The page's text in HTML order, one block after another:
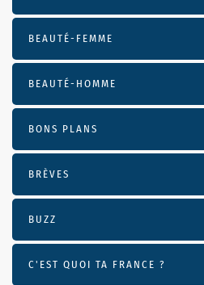
BEAUTÉ-FEMME
BEAUTÉ-HOMME
BONS PLANS
BRÈVES
BUZZ
C'EST QUOI TA FRANCE ?